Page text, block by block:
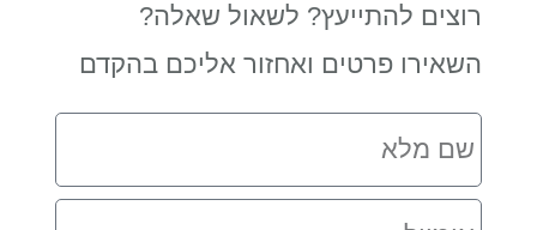
רוצים להתייעץ? לשאול שאלה?
השאירו פרטים ואחזור אליכם בהקדם
שם
מלא
אימייל